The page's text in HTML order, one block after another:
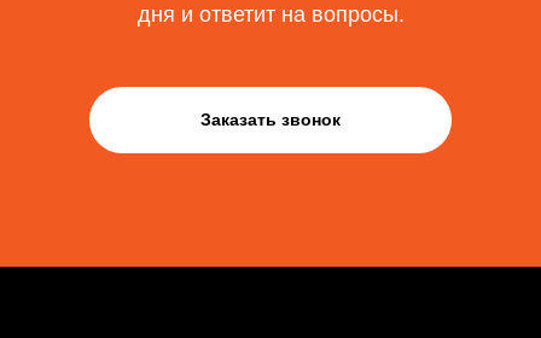
дня и ответит на вопросы.
Заказать звонок